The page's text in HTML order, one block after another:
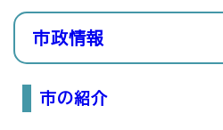
市政情報
市の紹介